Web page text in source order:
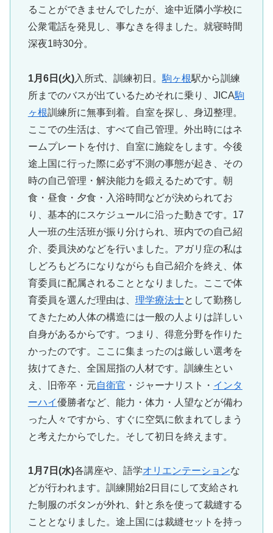
ることができませんでしたが、途中近隣小学校に
公衆電話を発見し、事なきを得ました。就寝時間
深夜1時30分。
1月6日(火)入所式、訓練初日。 駒ヶ根駅から訓練
所までのバスが出ているためそれに乗り、JICA駒
ヶ根訓練所に無事到着。自室を探し、身辺整理。
ここでの生活は、すべて自己管理。外出時にはネ
ームプレートを付け、自室に施錠をします。今後
途上国に行った際に必ず不測の事態が起き、その
時の自己管理・解決能力を鍛えるためです。朝
食・昼食・夕食・入浴時間などが決められてお
り、基本的にスケジュールに沿った動きです。17
人一班の生活班が振り分けられ、班内での自己紹
介、委員決めなどを行いました。アガリ症の私は
しどろもどろになりながらも自己紹介を終え、体
育委員に配属されることとなりました。ここで体
育委員を選んだ理由は、 理学療法士として勤務し
てきたため人体の構造には一般の人よりは詳しい
自身があるからです。つまり、得意分野を作りた
かったのです。ここに集まったのは厳しい選考を
抜けてきた、全国屈指の人材です。訓練生とい
え、旧帝卒・元自衛官 ・ジャーナリスト・ インタ
ーハイ優勝者など、能力・体力・人望などが備わ
った人々ですから、すぐに空気に飲まれてしまう
と考えたからでした。そして初日を終えます。
1月7日(水)各講座や、語学オリエンテーションな
どが行われます。訓練開始2日目にして支給され
た制服のボタンが外れ、針と糸を使って裁縫する
こととなりました。途上国には裁縫セットを持っ